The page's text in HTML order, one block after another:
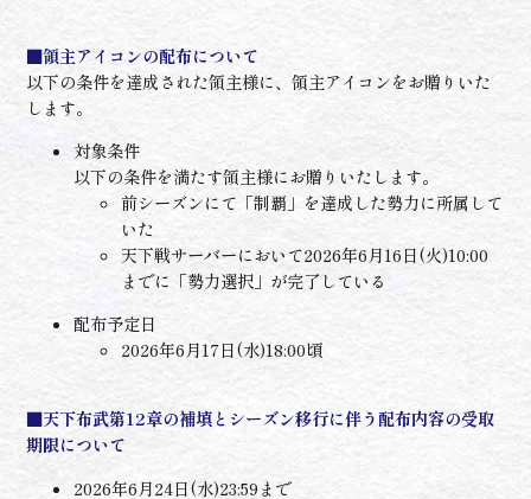
■領主アイコンの配布について
以下の条件を達成された領主様に、領主アイコンをお贈りいた
します。
対象条件
以下の条件を満たす領主様にお贈りいたします。
前シーズンにて「制覇」を達成した勢力に所属して
いた
天下戦サーバーにおいて2026年6月16日(火)10:00
までに「勢力選択」が完了している
配布予定日
2026年6月17日(水)18:00頃
■天下布武第12章の補填とシーズン移行に伴う配布内容の受取
期限について
2026年6月24日(水)23:59まで